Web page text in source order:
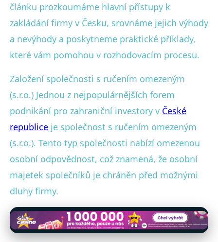
článku prozkoumáme hlavní přístupy k
zakládání firmy v Česku, srovnáme jejich výhody
a nevýhody a poskytneme praktické příklady,
které vám pomohou v rozhodovacím procesu.
Založení společnosti s ručením omezeným
(s.r.o.) Jednou z nejpopulárnějších forem
podnikání pro zahraniční investory v České
republice je společnost s ručením omezeným
(s.r.o.). Tento typ společnosti nabízí omezenou
osobní odpovědnost, což znamená, že osobní
majetek společníků je chráněn před možnými
dluhy firmy.